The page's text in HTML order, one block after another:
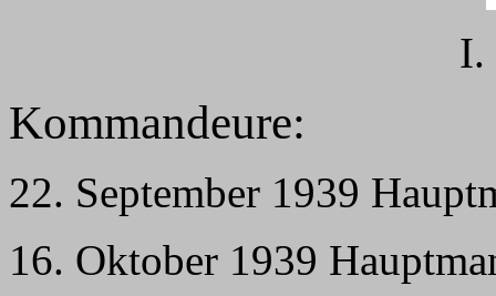
I.
Kommandeure:
22. September 1939
16. Oktober 1939